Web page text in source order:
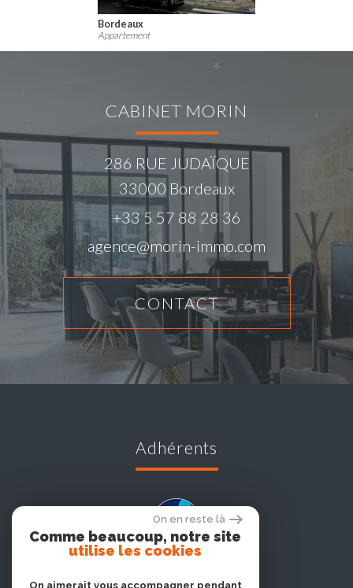
Appartement
CABINET MORIN
286 RUE JUDAÏQUE
33000 Bordeaux
+33 5 57 88 28 36
agence@morin-immo.com
CONTACT
adhérents
On en reste là
Comme beaucoup, notre site
utilise les cookies
On aimerait vous accompagner pendant